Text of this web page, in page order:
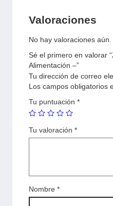
Valoraciones
No hay valoraciones aún.
Sé el primero en valorar
Alimentación –”
Tu dirección de correo
Los campos obligatorios
Tu puntuación *
Tu valoración *
Nombre *